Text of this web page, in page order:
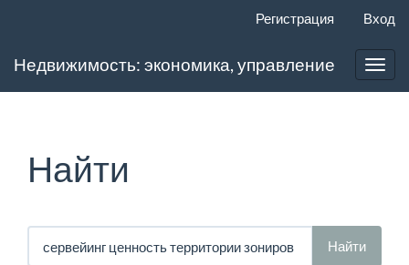
Основное
Регистрация Вход
Недвижимость: экономика, управление
Найти
статей